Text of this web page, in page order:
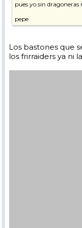
pues yo sin dragoneras
pepe
Los bastones que
los frirraiders ya ni